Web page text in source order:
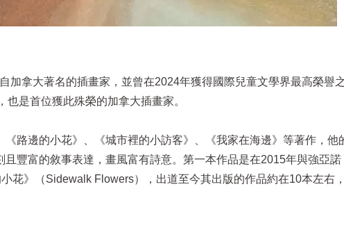
加拿大著名的插畫家，並曾在2024年獲得國際兒童文學界最高榮譽
是首位獲此殊榮的加拿大插畫家。
路邊的小花》、《城市裡的小訪客》、《我家在海邊》等著作，他
豐富的敘事表達，畫風富有詩意。第一本作品是在2015年與強亞諾
花》（Sidewalk Flowers），出道至今其出版的作品約在10本左右